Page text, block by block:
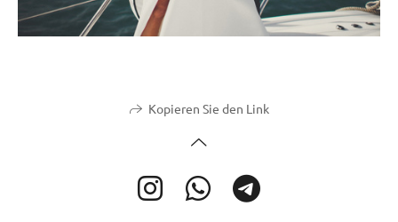
Kopieren Sie den Link